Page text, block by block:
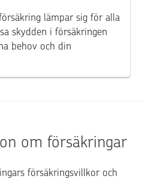
lämpar sig för alla
skydden i försäkringen
behov och din
om försäkringar
försäkringsvillkor och